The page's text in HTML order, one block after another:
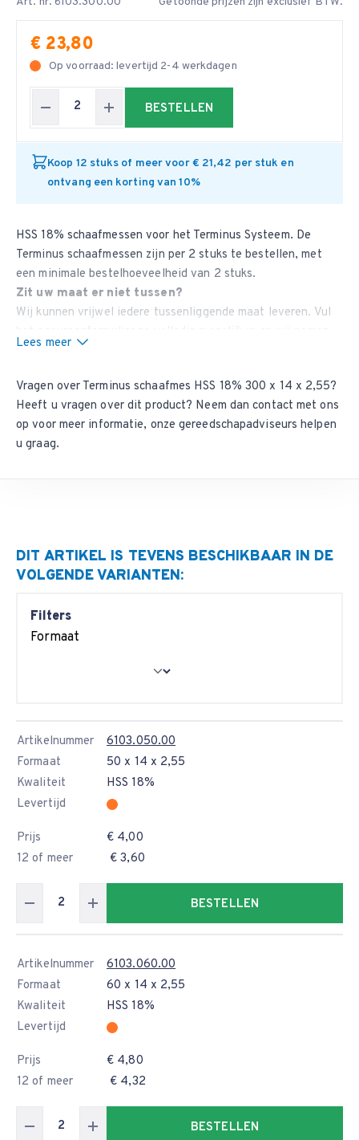
€ 23,80
Op voorraad: levertijd 2-4 werkdagen
BESTELLEN
Koop 12 stuks of meer voor € 21,42 per stuk en
ontvang een korting van 10%
HSS 18% schaafmessen voor het Terminus Systeem. De
Terminus schaafmessen zijn per 2 stuks te bestellen, met
een minimale bestelhoeveelheid van 2 stuks.
Zit uw maat er niet tussen?
Wij kunnen vrijwel iedere tussenliggende maat leveren. Vul
contact met u op.
Lees meer
Vragen over Terminus schaafmes HSS 18% 300 x 14 x 2,55?
Heeft u vragen over dit product? Neem dancontact met ons
op voor meer informatie, onze gereedschapadviseurs helpen
u graag.
DIT ARTIKEL IS TEVENS BESCHIKBAAR IN DE
VOLGENDE VARIANTEN:
Filters
Formaat
Artikelnummer
6103.050.00
Formaat
50 x 14 x 2,55
Kwaliteit
HSS 18%
Levertijd
Prijs
€ 4,00
12 of meer
€ 3,60
BESTELLEN
Artikelnummer
6103.060.00
Formaat
60 x 14 x 2,55
Kwaliteit
HSS 18%
Levertijd
Prijs
€ 4,80
12 of meer
€ 4,32
BESTELLEN